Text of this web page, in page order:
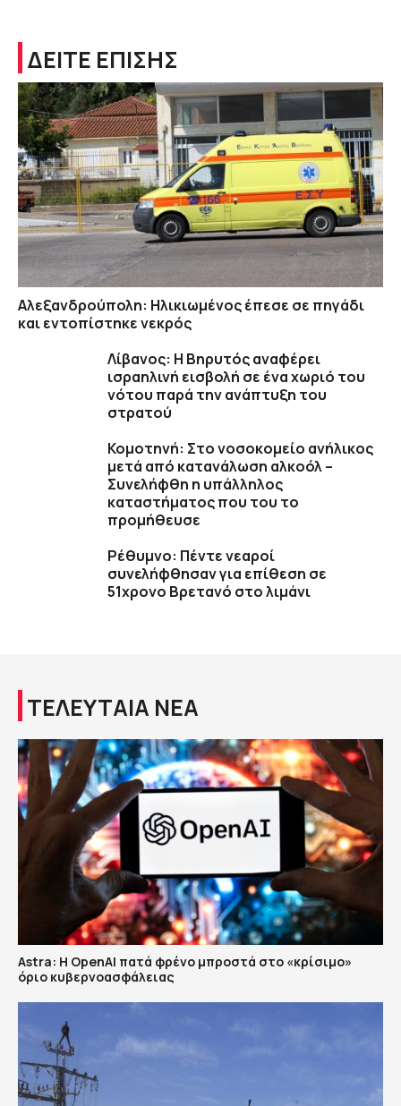
ΔΕΙΤΕ ΕΠΙΣΗΣ
Αλεξανδρούπολη: Ηλικιωμένος έπεσε σε πηγάδι
και εντοπίστηκε νεκρός
Λίβανος: Η Βηρυτός αναφέρει
ισραηλινή εισβολή σε ένα χωριό του
νότου παρά την ανάπτυξη του
στρατού
Κομοτηνή: Στο νοσοκομείο ανήλικος
μετά από κατανάλωση αλκοόλ –
Συνελήφθη η υπάλληλος
καταστήματος που του το
προμήθευσε
Ρέθυμνο: Πέντε νεαροί
συνελήφθησαν για επίθεση σε
51χρονο Βρετανό στο λιμάνι
ΤΕΛΕΥΤΑΙΑ ΝΕΑ
Astra: Η OpenAI πατά φρένο μπροστά στο «κρίσιμο»
όριο κυβερνοασφάλειας